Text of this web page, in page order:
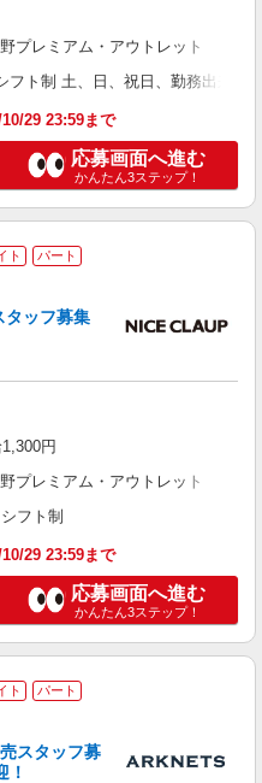
プレミアム・アウトレット
ト制 土、日、祝日、勤務出来る
29 23:59まで
応募画面へ進む
かんたん3ステップ！
ト パート
タッフ募集
円
プレミアム・アウトレット
フト制
29 23:59まで
応募画面へ進む
かんたん3ステップ！
ト パート
スタッフ募
！